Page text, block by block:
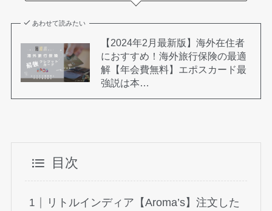
あわせて読みたい
【2024年2月最新版】海外在住者
におすすめ！海外旅行保険の最適
解【年会費無料】エポスカード最
強説は本…
目次
リトルインディア【Aroma’s】注文した